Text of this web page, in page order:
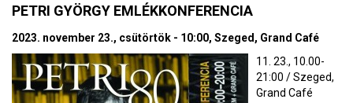
PETRI GYÖRGY EMLÉKKONFERENCIA
2023. november 23., csütörtök - 10:00, Szeged, Grand Café
11. 23., 10.00-
21:00 / Szeged,
Grand Café